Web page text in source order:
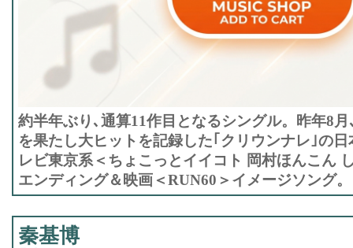
約半年ぶり､通算11作目となるシングル。昨年8
を果たし大ヒットを記録した｢クリウンナレ｣の
レビ東京系＜ちょこっとイイコト 岡村ほんこん
エンディング＆映画＜RUN60＞イメージソング。
秦基博